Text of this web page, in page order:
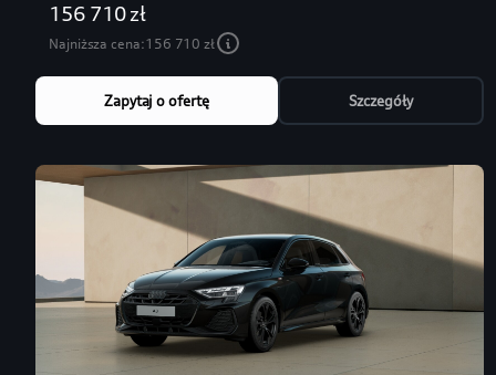
156 710 zł
Najniższa cena:156 710 zł
Zapytaj o ofertę Szczegóły